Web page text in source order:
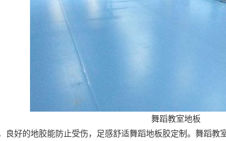
舞蹈教室地板
良好的地胶能防止受伤，足感舒适舞蹈地板胶定制。舞蹈教